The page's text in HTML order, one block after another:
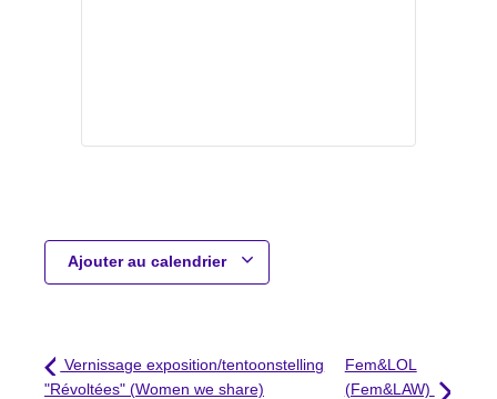
Ajouter au calendrier
Vernissage exposition/tentoonstelling
"Révoltées" (Women we share)
Fem&LOL
(Fem&LAW)